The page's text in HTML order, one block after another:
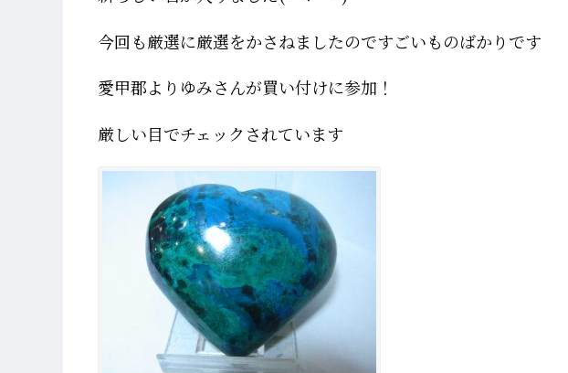
今回も厳選に厳選をかさねましたのですごいものばかりです
愛甲郡よりゆみさんが買い付けに参加！
厳しい目でチェックされています